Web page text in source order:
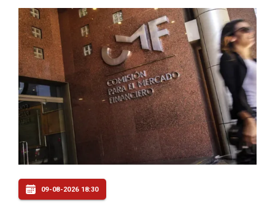
09-08-2026 18:30